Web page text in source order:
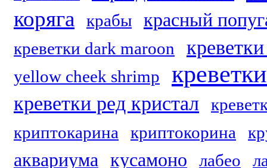
коряга крабы красный
креветки dark maroon
yellow cheek shrimp
креветки ред кристал
криптокарина
криптокорина
аквариума кусамоно лабео